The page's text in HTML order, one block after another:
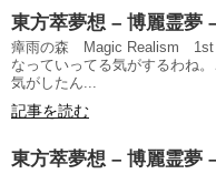
東方萃夢想 – 博麗霊夢
瘴雨の森 Magic Realism 1st
なっていってる気がするわね
気がしたん...
記事を読む
東方萃夢想 – 博麗霊夢